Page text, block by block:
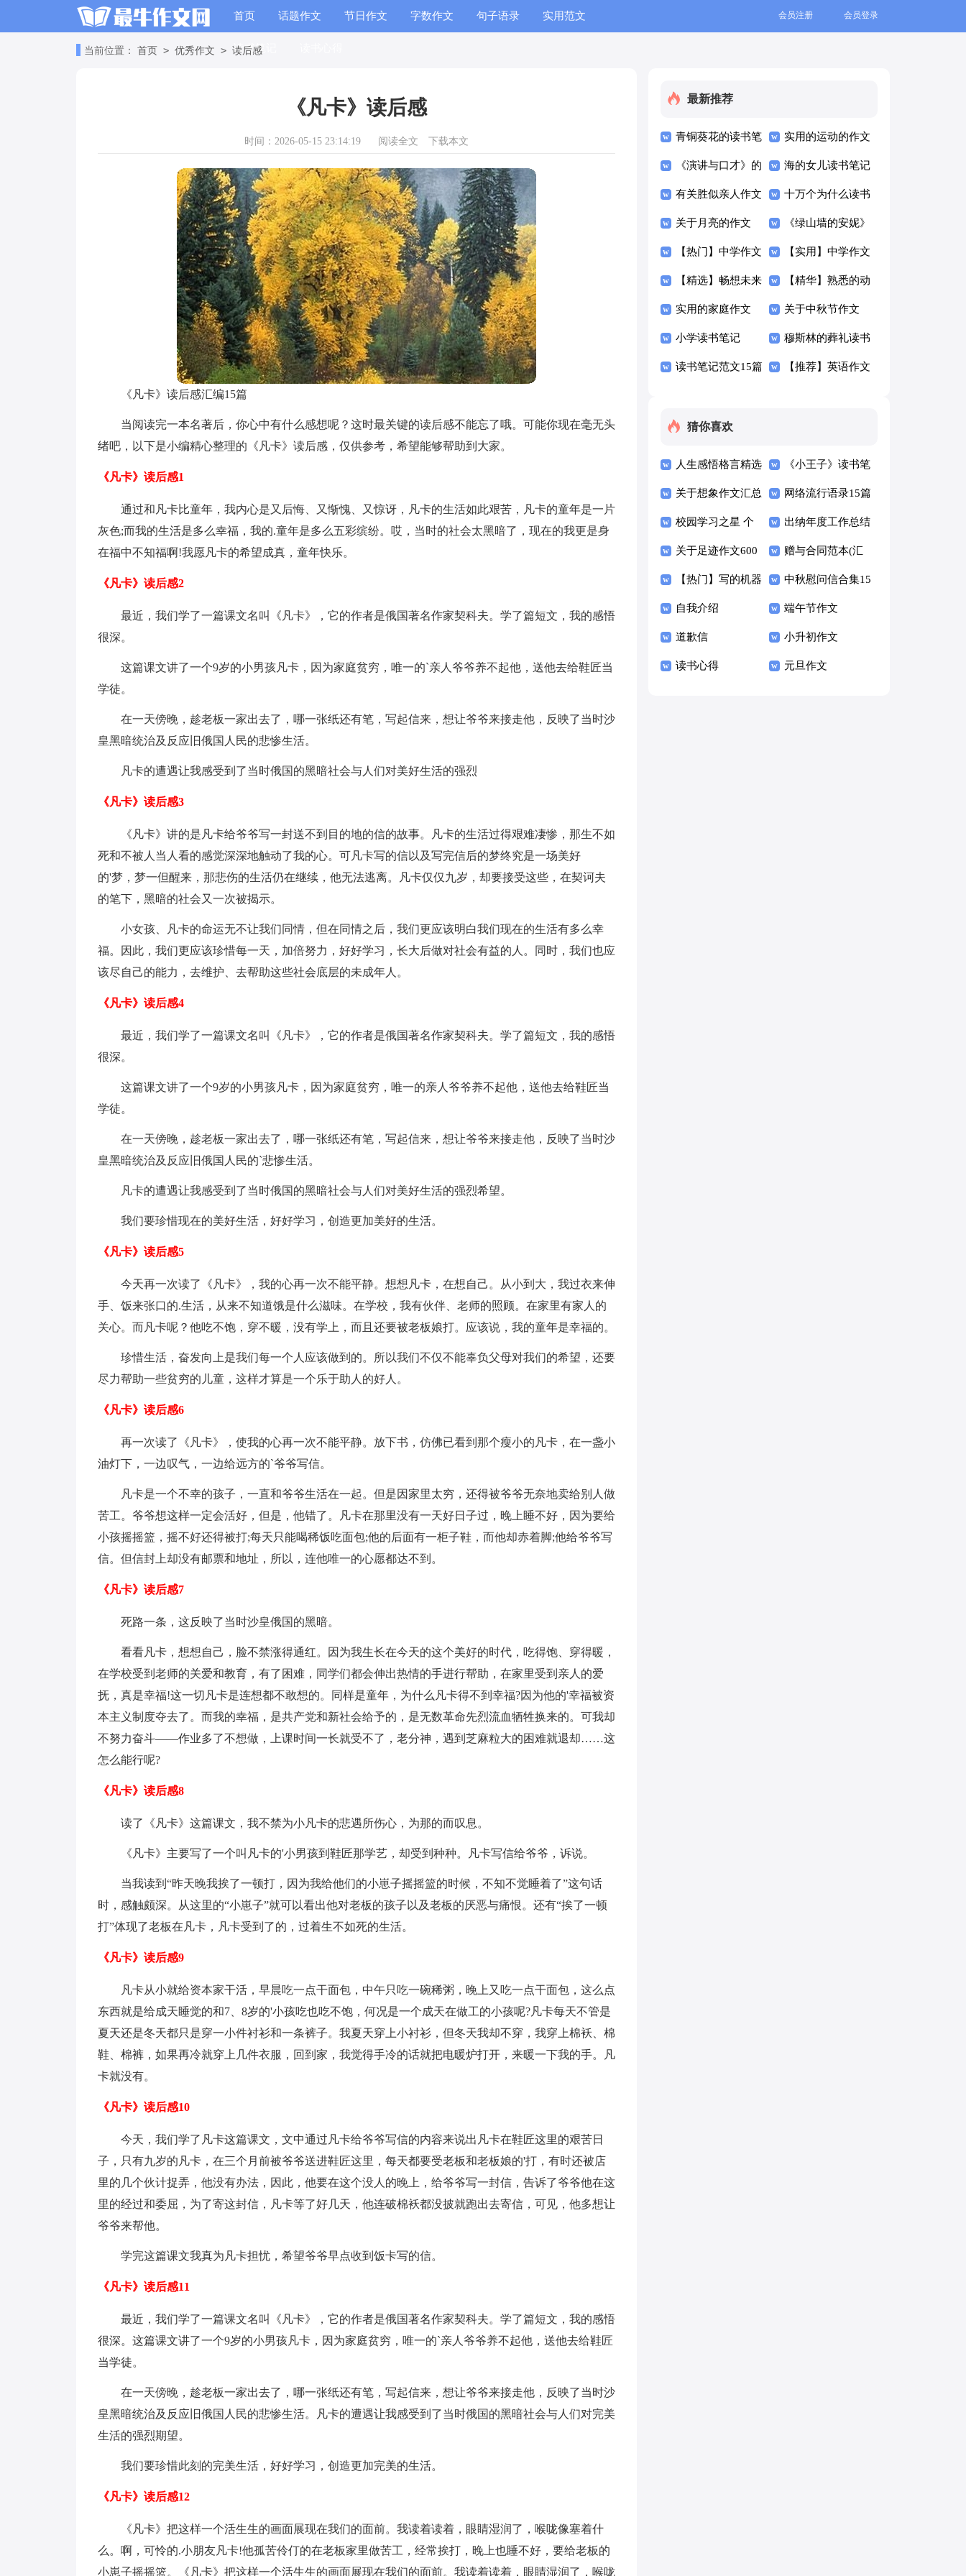
首页 话题作文 节日作文 字数作文 句子语录 实用范文
读书笔记
会员登录
会员注册
当前位置： 首页 > 优秀作文 > 读后感
《凡卡》读后感
时间：2026-05-15 23:14:19 阅读全文 下载本文
《凡卡》读后感汇编15篇
当阅读完一本名著后，你心中有什么感想呢？这时最关键的读后感不能忘了哦。可能你现在毫无头
绪吧，以下是小编精心整理的《凡卡》读后感，仅供参考，希望能够帮助到大家。
《凡卡》读后感1
通过和凡卡比童年，我内心是又后悔、又惭愧、又惊讶，凡卡的生活如此艰苦，凡卡的童年是一片
灰色;而我的生活是多么幸福，我的.童年是多么五彩缤纷。哎，当时的社会太黑暗了，现在的我更是身
在福中不知福啊!我愿凡卡的希望成真，童年快乐。
《凡卡》读后感2
最近，我们学了一篇课文名叫《凡卡》，它的作者是俄国著名作家契科夫。学了篇短文，我的感悟
很深。
这篇课文讲了一个9岁的小男孩凡卡，因为家庭贫穷，唯一的`亲人爷爷养不起他，送他去给鞋匠当
学徒。
在一天傍晚，趁老板一家出去了，哪一张纸还有笔，写起信来，想让爷爷来接走他，反映了当时沙
皇黑暗统治及反应旧俄国人民的悲惨生活。
凡卡的遭遇让我感受到了当时俄国的黑暗社会与人们对美好生活的强烈
《凡卡》读后感3
《凡卡》讲的是凡卡给爷爷写一封送不到目的地的信的故事。凡卡的生活过得艰难凄惨，那生不如
死和不被人当人看的感觉深深地触动了我的心。可凡卡写的信以及写完信后的梦终究是一场美好
的'梦，梦一但醒来，那悲伤的生活仍在继续，他无法逃离。凡卡仅仅九岁，却要接受这些，在契诃夫
的笔下，黑暗的社会又一次被揭示。
小女孩、凡卡的命运无不让我们同情，但在同情之后，我们更应该明白我们现在的生活有多么幸
福。因此，我们更应该珍惜每一天，加倍努力，好好学习，长大后做对社会有益的人。同时，我们也应
该尽自己的能力，去维护、去帮助这些社会底层的未成年人。
《凡卡》读后感4
最近，我们学了一篇课文名叫《凡卡》，它的作者是俄国著名作家契科夫。学了篇短文，我的感悟
很深。
这篇课文讲了一个9岁的小男孩凡卡，因为家庭贫穷，唯一的亲人爷爷养不起他，送他去给鞋匠当
学徒。
在一天傍晚，趁老板一家出去了，哪一张纸还有笔，写起信来，想让爷爷来接走他，反映了当时沙
皇黑暗统治及反应旧俄国人民的`悲惨生活。
凡卡的遭遇让我感受到了当时俄国的黑暗社会与人们对美好生活的强烈希望。
我们要珍惜现在的美好生活，好好学习，创造更加美好的生活。
《凡卡》读后感5
今天再一次读了《凡卡》，我的心再一次不能平静。想想凡卡，在想自己。从小到大，我过衣来伸
手、饭来张口的.生活，从来不知道饿是什么滋味。在学校，我有伙伴、老师的照顾。在家里有家人的
关心。而凡卡呢？他吃不饱，穿不暖，没有学上，而且还要被老板娘打。应该说，我的童年是幸福的。
珍惜生活，奋发向上是我们每一个人应该做到的。所以我们不仅不能辜负父母对我们的希望，还要
尽力帮助一些贫穷的儿童，这样才算是一个乐于助人的好人。
《凡卡》读后感6
再一次读了《凡卡》，使我的心再一次不能平静。放下书，仿佛已看到那个瘦小的凡卡，在一盏小
油灯下，一边叹气，一边给远方的`爷爷写信。
凡卡是一个不幸的孩子，一直和爷爷生活在一起。但是因家里太穷，还得被爷爷无奈地卖给别人做
苦工。爷爷想这样一定会活好，但是，他错了。凡卡在那里没有一天好日子过，晚上睡不好，因为要给
小孩摇摇篮，摇不好还得被打;每天只能喝稀饭吃面包;他的后面有一柜子鞋，而他却赤着脚;他给爷爷写
信。但信封上却没有邮票和地址，所以，连他唯一的心愿都达不到。
《凡卡》读后感7
死路一条，这反映了当时沙皇俄国的黑暗。
看看凡卡，想想自己，脸不禁涨得通红。因为我生长在今天的这个美好的时代，吃得饱、穿得暖，
在学校受到老师的关爱和教育，有了困难，同学们都会伸出热情的手进行帮助，在家里受到亲人的爱
抚，真是幸福!这一切凡卡是连想都不敢想的。同样是童年，为什么凡卡得不到幸福?因为他的'幸福被资
本主义制度夺去了。而我的幸福，是共产党和新社会给予的，是无数革命先烈流血牺牲换来的。可我却
不努力奋斗——作业多了不想做，上课时间一长就受不了，老分神，遇到芝麻粒大的困难就退却……这
怎么能行呢?
《凡卡》读后感8
读了《凡卡》这篇课文，我不禁为小凡卡的悲遇所伤心，为那的而叹息。
《凡卡》主要写了一个叫凡卡的'小男孩到鞋匠那学艺，却受到种种。凡卡写信给爷爷，诉说。
当我读到“昨天晚我挨了一顿打，因为我给他们的小崽子摇摇篮的时候，不知不觉睡着了”这句话
时，感触颇深。从这里的“小崽子”就可以看出他对老板的孩子以及老板的厌恶与痛恨。还有“挨了一顿
打”体现了老板在凡卡，凡卡受到了的，过着生不如死的生活。
《凡卡》读后感9
凡卡从小就给资本家干活，早晨吃一点干面包，中午只吃一碗稀粥，晚上又吃一点干面包，这么点
东西就是给成天睡觉的和7、8岁的'小孩吃也吃不饱，何况是一个成天在做工的小孩呢?凡卡每天不管是
夏天还是冬天都只是穿一小件衬衫和一条裤子。我夏天穿上小衬衫，但冬天我却不穿，我穿上棉袄、棉
鞋、棉裤，如果再冷就穿上几件衣服，回到家，我觉得手冷的话就把电暖炉打开，来暖一下我的手。凡
卡就没有。
《凡卡》读后感10
今天，我们学了凡卡这篇课文，文中通过凡卡给爷爷写信的内容来说出凡卡在鞋匠这里的艰苦日
子，只有九岁的凡卡，在三个月前被爷爷送进鞋匠这里，每天都要受老板和老板娘的'打，有时还被店
里的几个伙计捉弄，他没有办法，因此，他要在这个没人的晚上，给爷爷写一封信，告诉了爷爷他在这
里的经过和委屈，为了寄这封信，凡卡等了好几天，他连破棉袄都没披就跑出去寄信，可见，他多想让
爷爷来帮他。
学完这篇课文我真为凡卡担忧，希望爷爷早点收到饭卡写的信。
《凡卡》读后感11
最近，我们学了一篇课文名叫《凡卡》，它的作者是俄国著名作家契科夫。学了篇短文，我的感悟
很深。这篇课文讲了一个9岁的小男孩凡卡，因为家庭贫穷，唯一的`亲人爷爷养不起他，送他去给鞋匠
当学徒。
在一天傍晚，趁老板一家出去了，哪一张纸还有笔，写起信来，想让爷爷来接走他，反映了当时沙
皇黑暗统治及反应旧俄国人民的悲惨生活。凡卡的遭遇让我感受到了当时俄国的黑暗社会与人们对完美
生活的强烈期望。
我们要珍惜此刻的完美生活，好好学习，创造更加完美的生活。
《凡卡》读后感12
《凡卡》把这样一个活生生的画面展现在我们的面前。我读着读着，眼睛湿润了，喉咙像塞着什
么。啊，可怜的.小朋友凡卡!他孤苦伶仃的在老板家里做苦工，经常挨打，晚上也睡不好，要给老板的
小崽子摇摇篮。《凡卡》把这样一个活生生的画面展现在我们的面前。我读着读着，眼睛湿润了，喉咙
最新推荐
青铜葵花的读书笔
记
实用的运动的作文
300字集合8篇
《演讲与口才》的
读书笔记
海的女儿读书笔记
有关胜似亲人作文
300字汇总8篇
十万个为什么读书
笔记
关于月亮的作文
300字合集五篇
《绿山墙的安妮》
读书笔记
【热门】中学作文
300字集合7篇
【实用】中学作文
300字集锦九篇
【精选】畅想未来
的作文300字4篇
【精华】熟悉的动
物作文300字三篇
实用的家庭作文
300字8篇
关于中秋节作文
300字集合7篇
小学读书笔记 穆斯林的葬礼读书
笔记
读书笔记范文15篇 【推荐】英语作文
猜你喜欢
人生感悟格言精选
15篇
《小王子》读书笔
记汇编15篇
关于想象作文汇总
六篇
网络流行语录15篇
校园学习之星 个
人事迹材料
出纳年度工作总结
(汇编15篇)
关于足迹作文600
字4篇
赠与合同范本(汇
编15篇)
【热门】写的机器
人作文三篇
中秋慰问信合集15
篇
自我介绍 端午节作文
道歉信 小升初作文
读书心得 元旦作文